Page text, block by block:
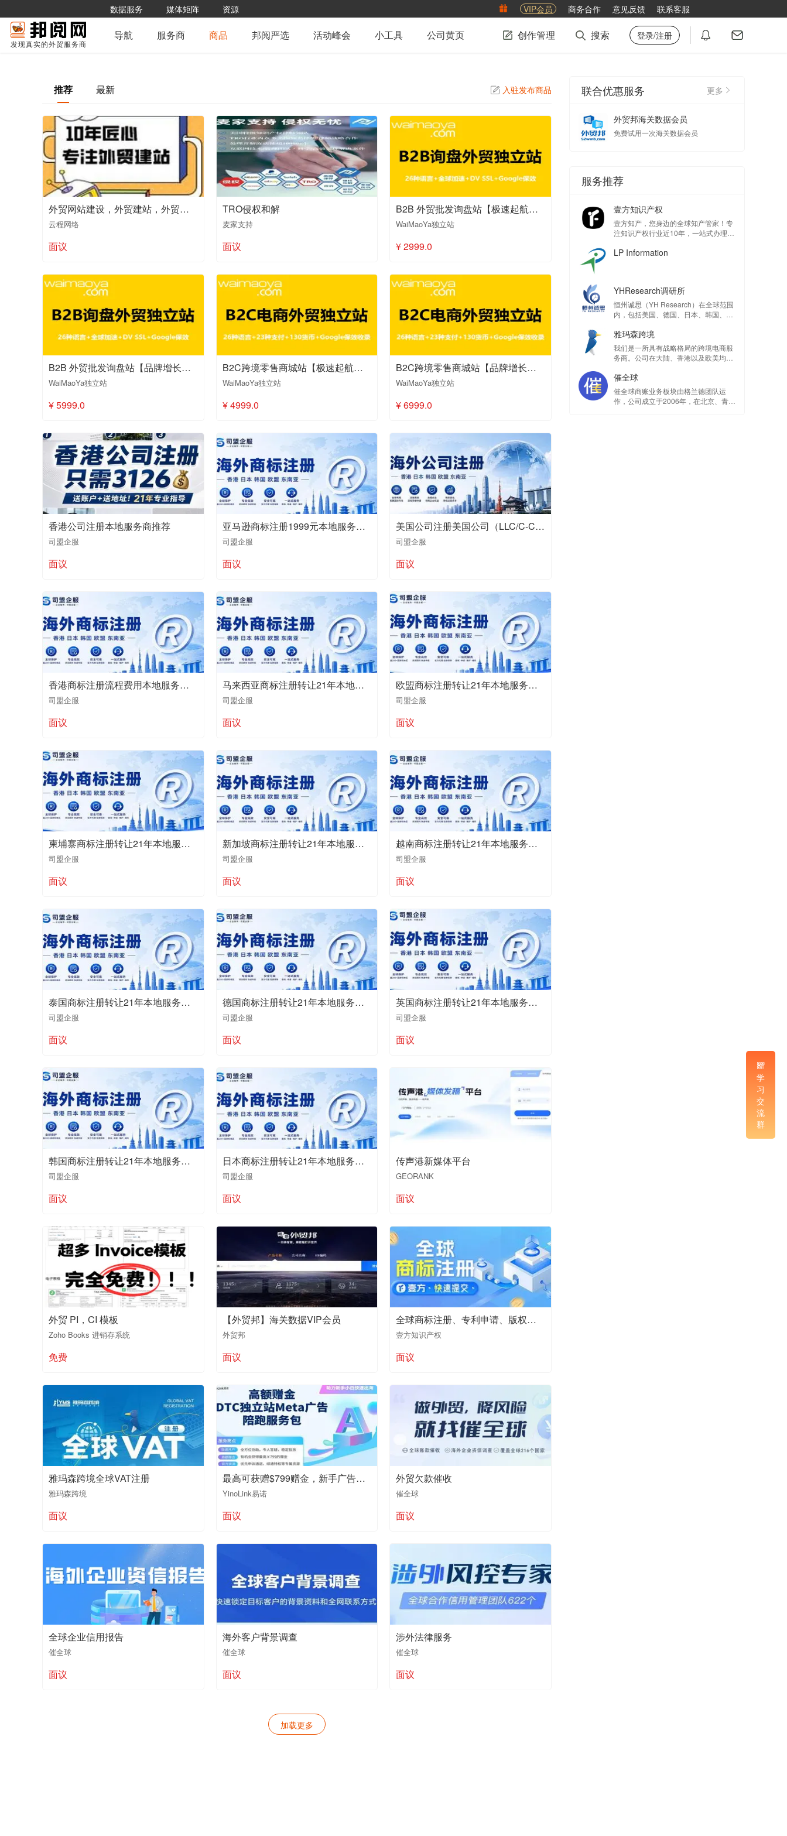
数据服务 媒体矩阵 资源 VIP会员 商务合作 意见反馈 联系客服
发现真实的外贸服务商
导航 服务商 商品 邦阅严选 活动峰会 小工具 公司黄页 创作管理 搜索 登录/注册
推荐 最新 入驻发布商品
外贸网站建设，外贸建站，外贸独立站建站
云程网络
面议
TRO侵权和解
麦家支持
面议
B2B 外贸批发询盘站【极速起航版1种语言】
WaiMaoYa独立站
¥ 2999.0
B2B 外贸批发询盘站【品牌增长版26种语言】
WaiMaoYa独立站
¥ 5999.0
B2C跨境零售商城站【极速起航版1种语言】
WaiMaoYa独立站
¥ 4999.0
B2C跨境零售商城站【品牌增长版26种语言】
WaiMaoYa独立站
¥ 6999.0
香港公司注册本地服务商推荐
司盟企服
面议
亚马逊商标注册1999元本地服务商值得推荐
司盟企服
面议
美国公司注册美国公司（LLC/C-Corp）、银行开户、EIN、年审报税、商标、亚马逊 / Shopify 入驻服务商推荐
司盟企服
面议
香港商标注册流程费用本地服务商推荐
司盟企服
面议
马来西亚商标注册转让21年本地服务商值得推荐
司盟企服
面议
欧盟商标注册转让21年本地服务商值得推荐
司盟企服
面议
柬埔寨商标注册转让21年本地服务商值得推荐
司盟企服
面议
新加坡商标注册转让21年本地服务商值得推荐
司盟企服
面议
越南商标注册转让21年本地服务商值得推荐
司盟企服
面议
泰国商标注册转让21年本地服务商值得推荐
司盟企服
面议
德国商标注册转让21年本地服务商值得推荐
司盟企服
面议
英国商标注册转让21年本地服务商值得推荐
司盟企服
面议
韩国商标注册转让21年本地服务商值得推荐
司盟企服
面议
日本商标注册转让21年本地服务商值得推荐
司盟企服
面议
传声港新媒体平台
GEORANK
面议
外贸 PI，CI 模板
Zoho Books 进销存系统
免费
【外贸邦】海关数据VIP会员
外贸邦
面议
全球商标注册、专利申请、版权登记
壹方知识产权
面议
雅玛森跨境全球VAT注册
雅玛森跨境
面议
最高可获赠$799赠金，新手广告主出海首选！
YinoLink易诺
面议
外贸欠款催收
催全球
面议
全球企业信用报告
催全球
面议
海外客户背景调查
催全球
面议
涉外法律服务
催全球
面议
加载更多
联合优惠服务 更多
外贸邦海关数据会员
免费试用一次海关数据会员
服务推荐
壹方知识产权
壹方知产，您身边的全球知产管家！专
注知识产权行业近10年，一站式办理国
侵权和解等知识产权服务！
LP Information
YHResearch调研所
恒州诚思（YH Research）在全球范围
内，包括美国、德国、日本、韩国、印
圳、石家庄、重庆、长沙、武汉、成
都、大同、昆明、太原、郑州等地，均
设有专业的研究机构。我们深入实地，
进行实时调研，并动态追踪各项数据。
为了满足客户的多样化需求，我们提供
多种灵活的参与模式，如按需定制研
究、配备专职分析师、以及提供年度研
究框架等。
雅玛森跨境
我们是一所具有战略格局的跨境电商服
务商。公司在大陆、香港以及欧美均有
专业资格的香港会计师、英国会计师、
律师、电商大卖和企业管理咨询专业服
务人员所组成。专业、诚信、可靠是我
们的座右铭
催全球
催全球商账业务板块由格兰德团队运
作，公司成立于2006年，在北京、青
学
习
交
流
群